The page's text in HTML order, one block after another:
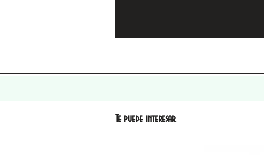
Te puede interesar